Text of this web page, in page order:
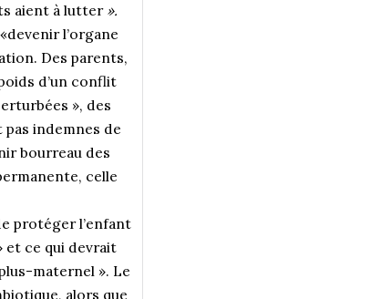
aient à lutter ».
l’organe
Des parents,
d’un conflit
», des
indemnes de
bourreau des
celle
protéger l’enfant
et ce qui devrait
maternel ». Le
alors que